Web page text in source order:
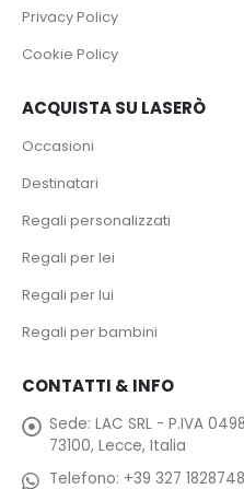
Privacy Policy
Cookie Policy
ACQUISTA SU LASERÒ
Occasioni
Destinatari
Regali personalizzati
Regali per lei
Regali per lui
Regali per bambini
CONTATTI & INFO
Sede: LAC SRL - P.IVA
73100, Lecce, Italia
Telefono: +39 327 1828748